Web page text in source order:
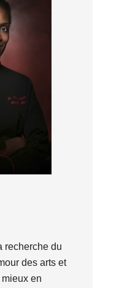
recherche du
des arts et
en